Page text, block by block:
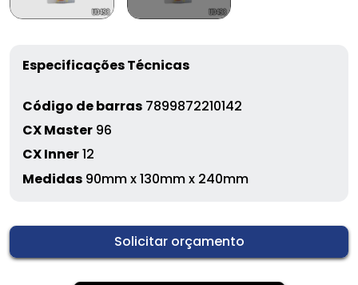
Especificações Técnicas
Código de barras 7899872210142
CX Master 96
CX Inner12
Medidas 90mm x 130mm x 240mm
Solicitar orçamento